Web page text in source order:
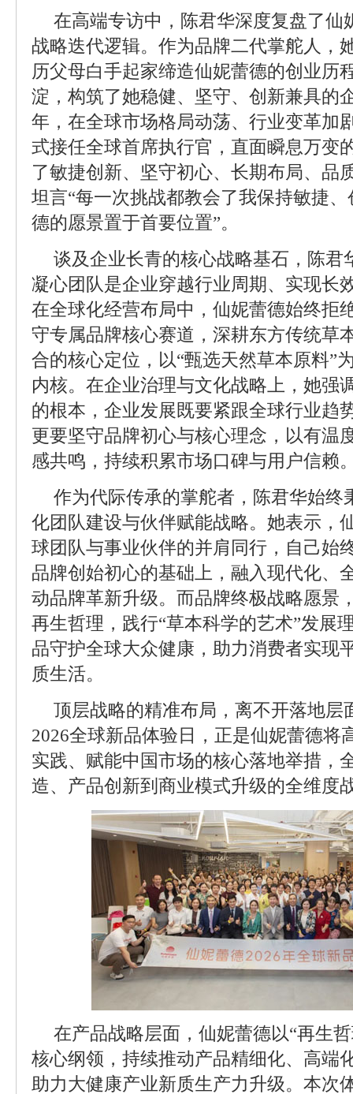
在高端专访中，陈君华深度复盘了仙
战略迭代逻辑。作为品牌二代掌舵人，
历父母白手起家缔造仙妮蕾德的创业历
淀，构筑了她稳健、坚守、创新兼具的
年，在全球市场格局动荡、行业变革加
式接任全球首席执行官，直面瞬息万变
了敏捷创新、坚守初心、长期布局、品
坦言“每一次挑战都教会了我保持敏捷
德的愿景置于首要位置”。
谈及企业长青的核心战略基石，陈君
凝心团队是企业穿越行业周期、实现长
在全球化经营布局中，仙妮蕾德始终拒
守专属品牌核心赛道，深耕东方传统草
合的核心定位，以“甄选天然草本原料”
内核。在企业治理与文化战略上，她强
的根本，企业发展既要紧跟全球行业趋
更要坚守品牌初心与核心理念，以有温
感共鸣，持续积累市场口碑与用户信赖
作为代际传承的掌舵者，陈君华始终
化团队建设与伙伴赋能战略。她表示，
球团队与事业伙伴的并肩同行，自己始
品牌创始初心的基础上，融入现代化、
动品牌革新升级。而品牌终极战略愿景
再生哲理，践行“草本科学的艺术”发展
品守护全球大众健康，助力消费者实现
质生活。
顶层战略的精准布局，离不开落地层
2026全球新品体验日，正是仙妮蕾德将
实践、赋能中国市场的核心落地举措，
造、产品创新到商业模式升级的全维度
在产品战略层面，仙妮蕾德以“再生
核心纲领，持续推动产品精细化、高端
助力大健康产业新质生产力升级。本次